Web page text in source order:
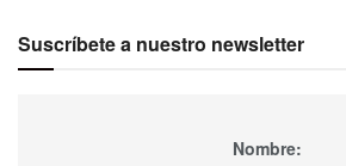
Suscríbete a nuestro newsletter
Nombre: